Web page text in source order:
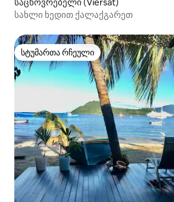
სახლი ხედით ქალაქგარეთ
სტუმართა რჩეული
სტუმართა რჩეული